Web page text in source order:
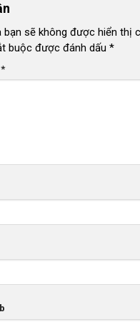
bạn sẽ không được hiển thị
buộc được đánh dấu *
*